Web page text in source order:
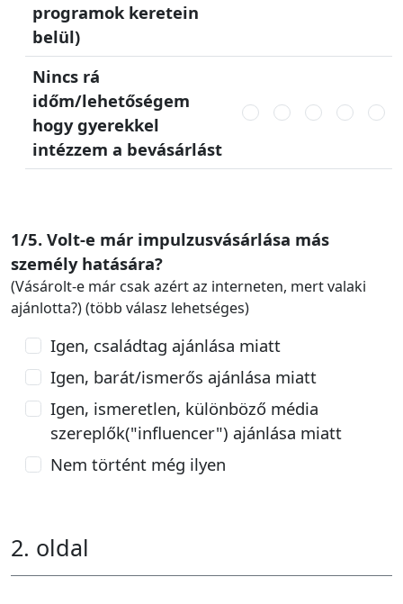
programok keretein
belül)
Nincs rá
időm/lehetőségem
hogy gyerekkel
intézzem a bevásárlást
1/5. Volt-e már impulzusvásárlása más
személy hatására?
(Vásárolt-e már csak azért az interneten, mert valaki
ajánlotta?) (több válasz lehetséges)
Igen, családtag ajánlása miatt
Igen, barát/ismerős ajánlása miatt
Igen, ismeretlen, különböző média
szereplők("influencer") ajánlása miatt
Nem történt még ilyen
2. oldal